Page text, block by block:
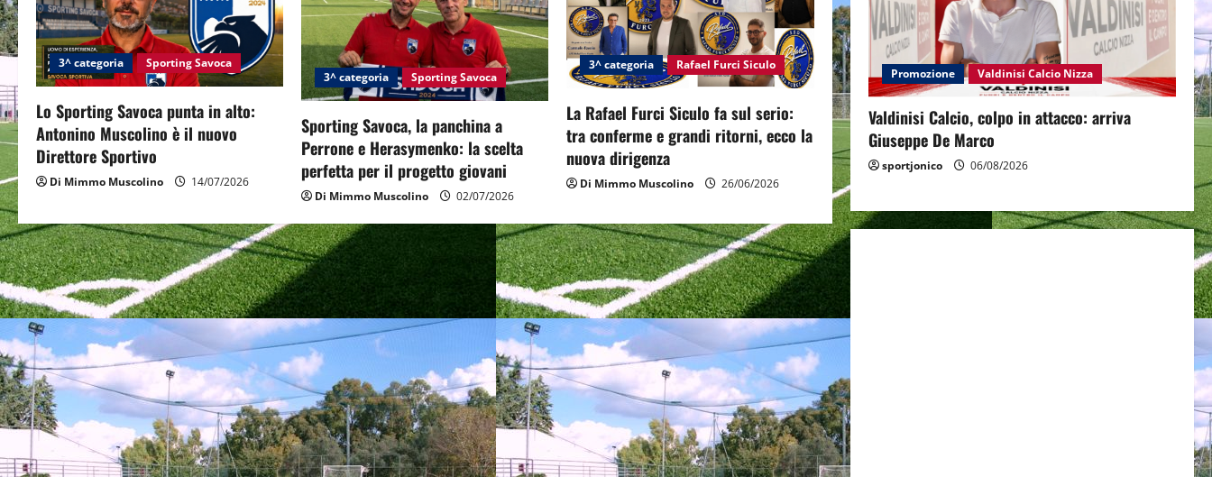
i
g
a
t
i
o
n
3^ categoria Sporting Savoca
Lo Sporting Savoca punta in alto:
Antonino Muscolino è il nuovo
Direttore Sportivo
Di Mimmo Muscolino 14/07/2026
3^ categoria Sporting Savoca
Sporting Savoca, la panchina a
Perrone e Herasymenko: la scelta
perfetta per il progetto giovani
Di Mimmo Muscolino 02/07/2026
3^ categoria Rafael Furci Siculo
La Rafael Furci Siculo fa sul serio:
tra conferme e grandi ritorni, ecco la
nuova dirigenza
Di Mimmo Muscolino 26/06/2026
Promozione Valdinisi Calcio Nizza
Valdinisi Calcio, colpo in attacco: arriva
Giuseppe De Marco
sportjonico 06/08/2026